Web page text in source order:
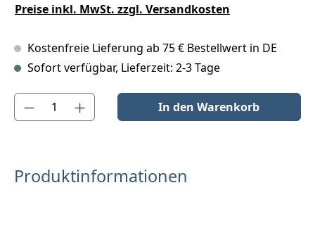
Preise inkl. MwSt. zzgl. Versandkosten
Kostenfreie Lieferung ab 75 € Bestellwert in DE
Sofort verfügbar, Lieferzeit: 2-3 Tage
Produkt Anzahl: Gib den gewünschten Wert ein oder benutze
In den Warenkorb
Produktinformationen